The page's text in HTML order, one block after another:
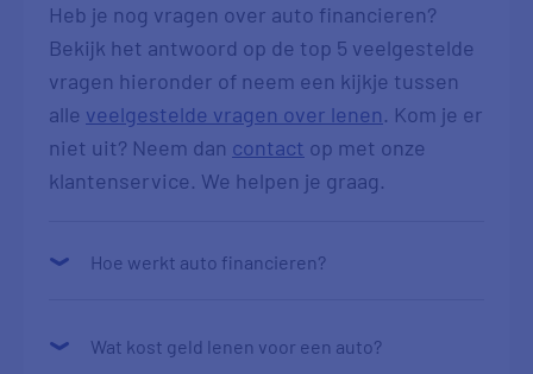
Heb je nog vragen over auto financieren?
Bekijk het antwoord op de top 5 veelgestelde
vragen hieronder of neem een kijkje tussen
alle veelgestelde vragen over lenen. Kom je er
niet uit? Neem dan contact op met onze
klantenservice. We helpen je graag.
Hoe werkt auto financieren?
Wat kost geld lenen voor een auto?